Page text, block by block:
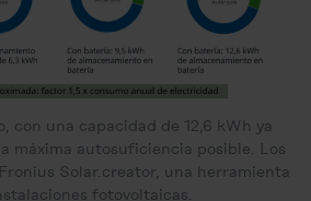
con una capacidad de 12,6 kWh ya
máxima autosuficiencia posible. Los
Solar.creator, una herramienta
fotovoltaicas.